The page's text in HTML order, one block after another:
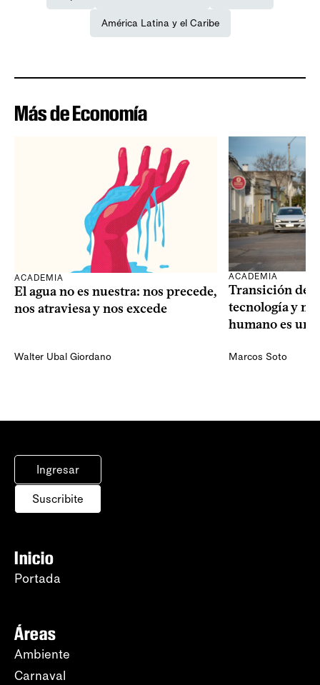
América Latina y el Caribe
Más de Economía
ACADEMIA
El agua no es nuestra: nos precede,
nos atraviesa y nos excede
Walter Ubal Giordano
ACADEMIA
Transición
tecnología y
humano es
Marcos Soto
Ingresar
Suscribite
Inicio
Portada
Áreas
Ambiente
Carnaval